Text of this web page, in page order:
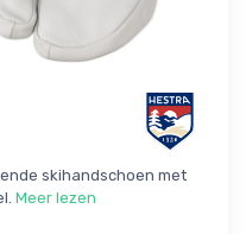
skihandschoen met
Meer lezen